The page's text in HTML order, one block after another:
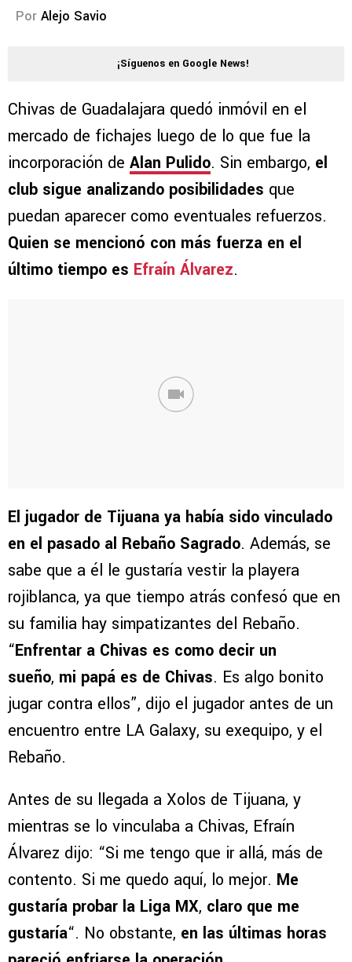
Por Alejo Savio
¡Síguenos en Google News!
Chivas de Guadalajara quedó inmóvil en el
mercado de fichajes luego de lo que fue la
incorporación de Alan Pulido. Sin embargo, el
club sigue analizando posibilidades que
puedan aparecer como eventuales refuerzos.
Quien se mencionó con más fuerza en el
último tiempo es Efraín Álvarez.
El jugador de Tijuana ya había sido vinculado
en el pasado al Rebaño Sagrado. Además, se
sabe que a él le gustaría vestir la playera
rojiblanca, ya que tiempo atrás confesó que en
su familia hay simpatizantes del Rebaño.
“Enfrentar a Chivas es como decir un
sueño, mi papá es de Chivas. Es algo bonito
jugar contra ellos”, dijo el jugador antes de un
encuentro entre LA Galaxy, su exequipo, y el
Rebaño.
Antes de su llegada a Xolos de Tijuana, y
mientras se lo vinculaba a Chivas, Efraín
Álvarez dijo: “Si me tengo que ir allá, más de
contento. Si me quedo aquí, lo mejor. Me
gustaría probar la Liga MX, claro que me
gustaría“. No obstante, en las últimas horas